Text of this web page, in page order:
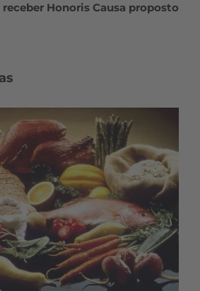
Honoris Causa proposto